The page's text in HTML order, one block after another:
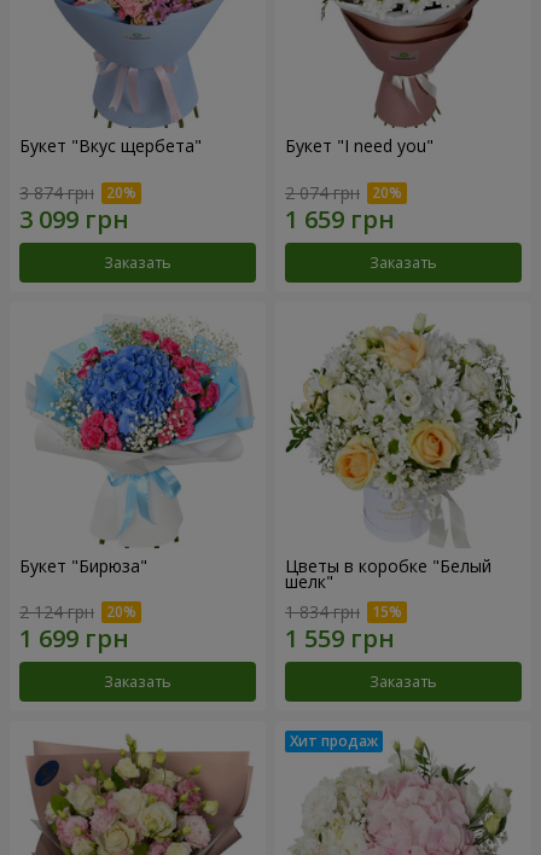
Букет "Вкус щербета"
3 874 грн
Заказать
Букет "I need you"
2 074 грн
Заказать
Букет "Бирюза"
2 124 грн
Заказать
Цветы в коробке "Белый
шелк"
1 834 грн
Заказать